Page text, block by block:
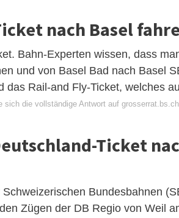
nach Basel
Bahn-Experten wissen, dass
und von Basel Bad nach Basel
das Rail-and Fly-Ticket, welches
sich die vollständige Antwort auf
Ticket
Bundesbahnen
Zügen der DB Regio von Weil